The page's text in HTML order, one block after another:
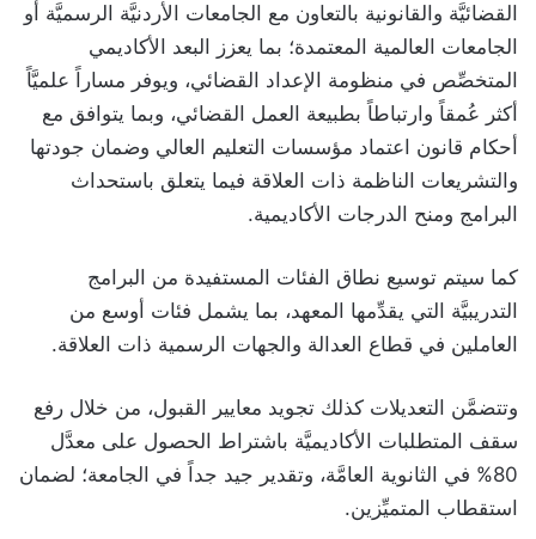
القضائيَّة والقانونية بالتعاون مع الجامعات الأردنيَّة الرسميَّة أو
الجامعات العالمية المعتمدة؛ بما يعزز البعد الأكاديمي
المتخصِّص في منظومة الإعداد القضائي، ويوفر مساراً علميَّاً
أكثر عُمقاً وارتباطاً بطبيعة العمل القضائي، وبما يتوافق مع
أحكام قانون اعتماد مؤسسات التعليم العالي وضمان جودتها
والتشريعات الناظمة ذات العلاقة فيما يتعلق باستحداث
البرامج ومنح الدرجات الأكاديمية.
كما سيتم توسيع نطاق الفئات المستفيدة من البرامج
التدريبيَّة التي يقدِّمها المعهد، بما يشمل فئات أوسع من
العاملين في قطاع العدالة والجهات الرسمية ذات العلاقة.
وتتضمَّن التعديلات كذلك تجويد معايير القبول، من خلال رفع
سقف المتطلبات الأكاديميَّة باشتراط الحصول على معدَّل
80% في الثانوية العامَّة، وتقدير جيد جداً في الجامعة؛ لضمان
استقطاب المتميِّزين.